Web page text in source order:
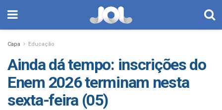
Capa Educação
Ainda dá tempo: inscrições do
Enem 2026 terminam nesta
sexta-feira (05)